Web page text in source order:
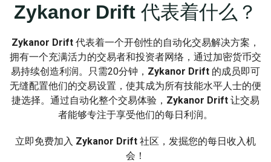
Zykanor Drift 代表着什么？
Zykanor Drift 代表着一个开创性的自动化交易解决方案，
拥有一个充满活力的交易者和投资者网络，通过加密货币交
易持续创造利润。只需20分钟， Zykanor Drift 的成员即可
无缝配置他们的交易设置，使其成为所有技能水平人士的便
捷选择。通过自动化整个交易体验， Zykanor Drift 让交易
者能够专注于享受他们的每日利润。
立即免费加入 Zykanor Drift 社区，发掘您的每日收入机
会！